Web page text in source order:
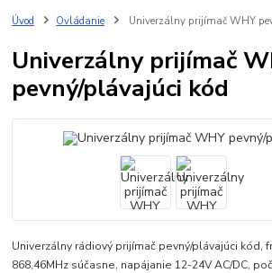
Úvod Ovládanie Univerzálny prijímač WHY
Univerzálny prijímač
pevný/plávajúci kód
Univerzálny rádiový prijímač pevný/plávajúci kód,
868,46MHz súčasne, napájanie 12-24V AC/DC,